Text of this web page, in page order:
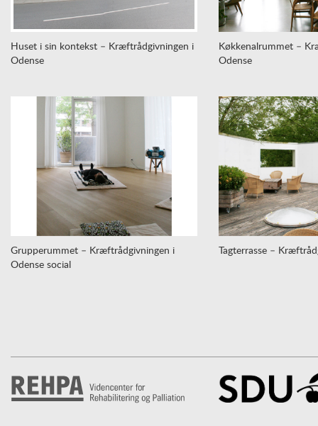
Huset i sin kontekst – Kræftrådgivningen i
Odense
Køkkenalrummet –
Odense
Grupperummet – Kræftrådgivningen i
Odense social
Tagterrasse –